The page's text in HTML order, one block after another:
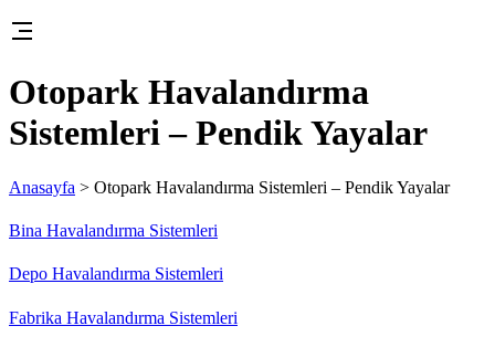
Otopark Havalandırma
Sistemleri – Pendik Yayalar
Anasayfa > Otopark Havalandırma Sistemleri – Pendik Yayalar
Bina Havalandırma Sistemleri
Depo Havalandırma Sistemleri
Fabrika Havalandırma Sistemleri